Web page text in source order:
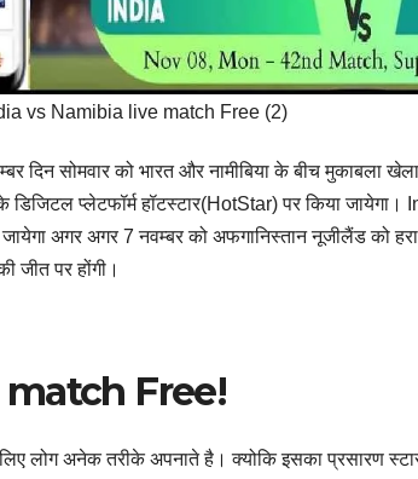
vs Namibia live match Free (2)
दिन सोमवार को भारत और नामीबिया के बीच मुकाबला
के डिजिटल प्लेटफॉर्म हॉटस्टार(HotStar) पर किया
अगर अगर 7 नवम्बर को अफगानिस्तान नूजीलैंड को
जीत पर होंगी।
Free!
लोग अनेक तरीके अपनाते है। क्योकि इसका प्रसारण